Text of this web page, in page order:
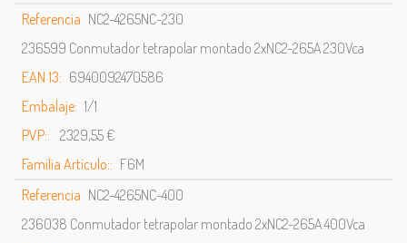
Referencia NC2-4265NC-230
236599 Conmutador tetrapolar montado 2xNC2-265A 230Vca
EAN 13: 6940092470586
Embalaje: 1/1
PVP:: 2329,55 €
Familia Artículo:: F6M
Referencia NC2-4265NC-400
236038 Conmutador tetrapolar montado 2xNC2-265A 400Vca